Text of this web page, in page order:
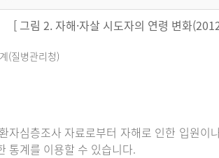
[ 그림 2. 자해·자살 시도자의 연령 변화
(질병관리청)
자심층조사 자료로부터 자해로 인한 입원이
통계를 이용할 수 있습니다.